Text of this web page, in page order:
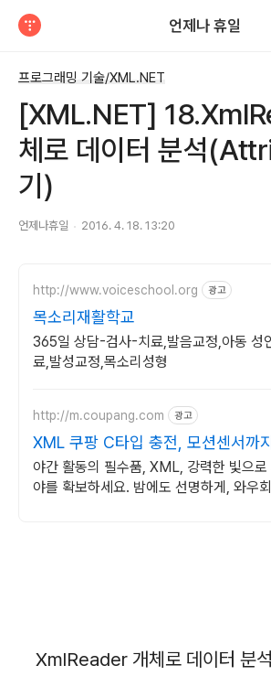
언제나 휴일
프로그래밍 기술/XML.NET
[XML.NET]
체로 데이터 분석
기)
언제나휴일 2016. 4. 18. 13:20
http://www.voiceschool.org 광고
목소리재활학교
365일 상담-검사-치료,발음교정,아동 성
료,발성교정,목소리성형
http://m.coupang.com 광고
XML 쿠팡 C타입 충전, 모션센서까지
야간 활동의 필수품, XML, 강력한 빛으로
야를 확보하세요. 밤에도 선명하게, 와우
XmlReader 개체로 데이터 분